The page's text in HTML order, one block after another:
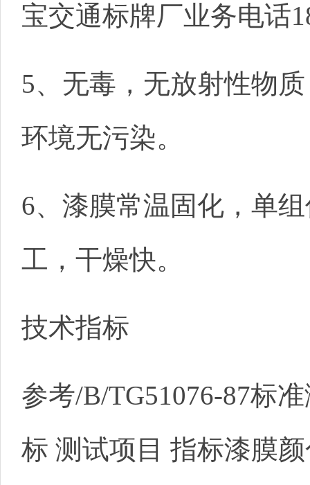
宝交通标牌厂业务电话
5、无毒，无放射性物
环境无污染。
6、漆膜常温固化，单
工，干燥快。
技术指标
参考/B/TG51076-87标
标 测试项目 指标漆膜